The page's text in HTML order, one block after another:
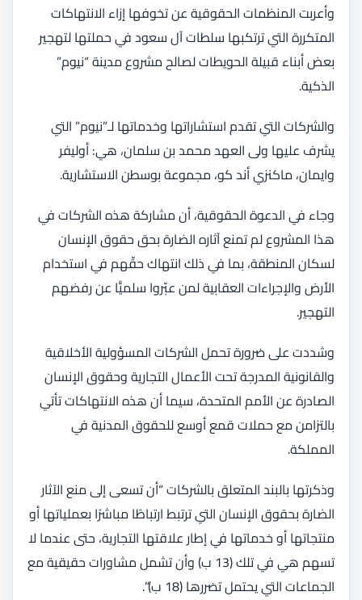
وأعربت المنظمات الحقوقية عن تخوفها إزاء الانتهاكات
المتكررة التي ترتكبها سلطات آل سعود في حملتها لتهجير
بعض أبناء قبيلة الحويطات لصالح مشروع مدينة “نيوم”
الذكية.
والشركات التي تقدم استشاراتها وخدماتها لـ”نيوم” التي
يشرف عليها ولى العهد محمد بن سلمان، هي: أوليفر
وايمان، ماكنزي أند كو، مجموعة بوسطن الاستشارية.
وجاء في الدعوة الحقوقية، أن مشاركة هذه الشركات في
هذا المشروع لم تمنع آثاره الضارة بحق حقوق الإنسان
لسكان المنطقة، بما في ذلك انتهاك حقّهم في استخدام
الأرض والإجراءات العقابية لمن عبّروا سلميًّا عن رفضهم
التهجير.
وشددت على ضرورة تحمل الشركات المسؤولية الأخلاقية
والقانونية المدرجة تحت الأعمال التجارية وحقوق الإنسان
الصادرة عن الأمم المتحدة، سيما أن هذه الانتهاكات تأتي
بالتزامن مع حملات قمع أوسع للحقوق المدنية في
المملكة.
وذكرتها بالبند المتعلق بالشركات “أن تسعى إلى منع الآثار
الضارة بحقوق الإنسان التي ترتبط ارتباطًا مباشرًا بعملياتها أو
منتجاتها أو خدماتها في إطار علاقتها التجارية، حتى عندما لا
تسهم هي في تلك (13 ب) وأن تشمل مشاورات حقيقية مع
الجماعات التي يحتمل تضررها (18 ب)”.